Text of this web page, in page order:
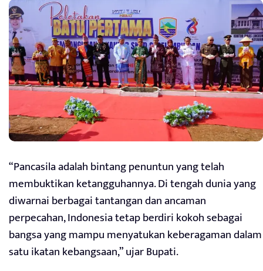
“Pancasila adalah bintang penuntun yang telah
membuktikan ketangguhannya. Di tengah dunia yang
diwarnai berbagai tantangan dan ancaman
perpecahan, Indonesia tetap berdiri kokoh sebagai
bangsa yang mampu menyatukan keberagaman dalam
satu ikatan kebangsaan,” ujar Bupati.